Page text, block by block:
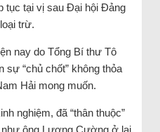
tục tại vị sau Đại hội Đảng
trừ.
nay do Tổng Bí thư Tô
sự “chủ chốt” không thỏa
Hải mong muốn.
nghiệm, đã “thân thuộc”
ông Lương Cường ở lại.